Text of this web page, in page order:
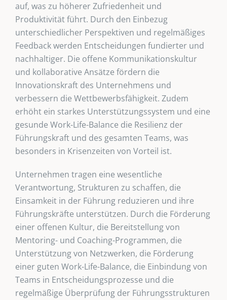
auf, was zu höherer Zufriedenheit und
Produktivität führt. Durch den Einbezug
unterschiedlicher Perspektiven und regelmäßiges
Feedback werden Entscheidungen fundierter und
nachhaltiger. Die offene Kommunikationskultur
und kollaborative Ansätze fördern die
Innovationskraft des Unternehmens und
verbessern die Wettbewerbsfähigkeit. Zudem
erhöht ein starkes Unterstützungssystem und eine
gesunde Work-Life-Balance die Resilienz der
Führungskraft und des gesamten Teams, was
besonders in Krisenzeiten von Vorteil ist.
Unternehmen tragen eine wesentliche
Verantwortung, Strukturen zu schaffen, die
Einsamkeit in der Führung reduzieren und ihre
Führungskräfte unterstützen. Durch die Förderung
einer offenen Kultur, die Bereitstellung von
Mentoring- und Coaching-Programmen, die
Unterstützung von Netzwerken, die Förderung
einer guten Work-Life-Balance, die Einbindung von
Teams in Entscheidungsprozesse und die
regelmäßige Überprüfung der Führungsstrukturen